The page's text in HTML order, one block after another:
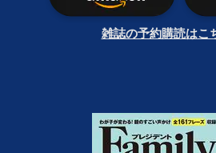
雑誌の予約購読はこ